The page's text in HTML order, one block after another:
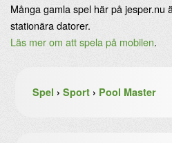
Många gamla spel här på jesper.nu
stationära datorer.
Läs mer om att spela på mobilen.
Spel › Sport› Pool Master